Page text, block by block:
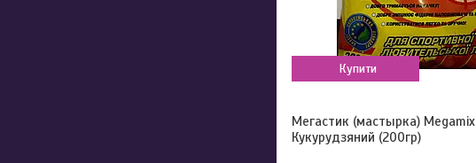
Купити
Мегастик (мастырка) Megamix
Кукурудзяний (200гр)